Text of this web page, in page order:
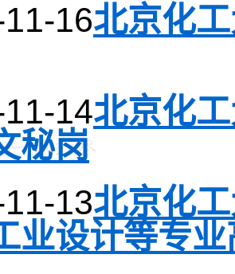
16北京化
14北京化
秘岗
13北京化
业设计等专